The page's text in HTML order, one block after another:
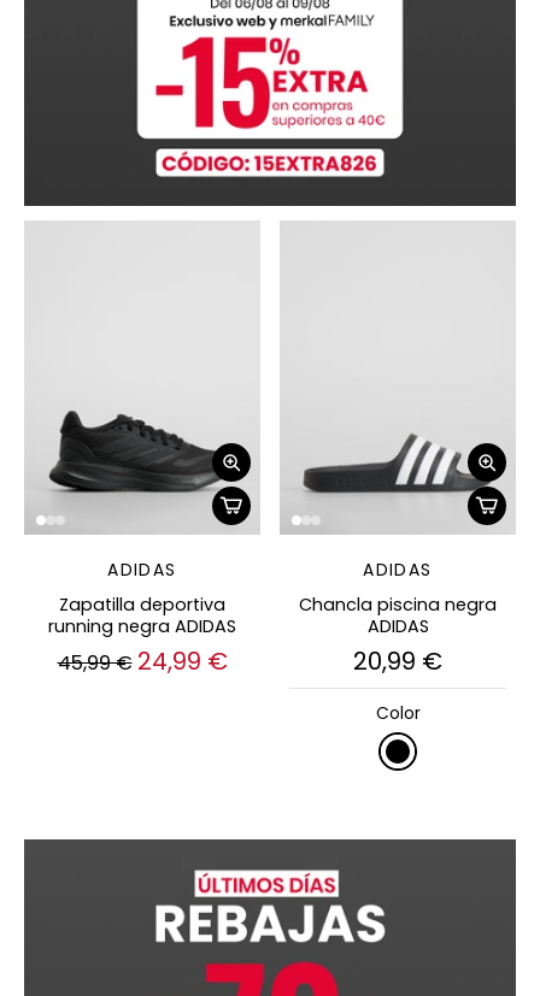
ADIDAS
Zapatilla deportiva
running negra ADIDAS
45,99 € 24,99 €
ADIDAS
Chancla piscina negra
ADIDAS
20,99 €
Color